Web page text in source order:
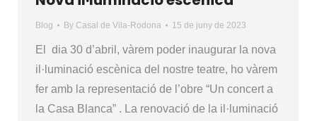
Blog By Casal de Vila-Rodona 15 de juny de 2023
El dia 30 d’abril, vàrem poder inaugurar la nova
il·luminació escènica del nostre teatre, ho vàrem
fer amb la representació de l’obre “Un concert a
la Casa Blanca” . La renovació de la il·luminació